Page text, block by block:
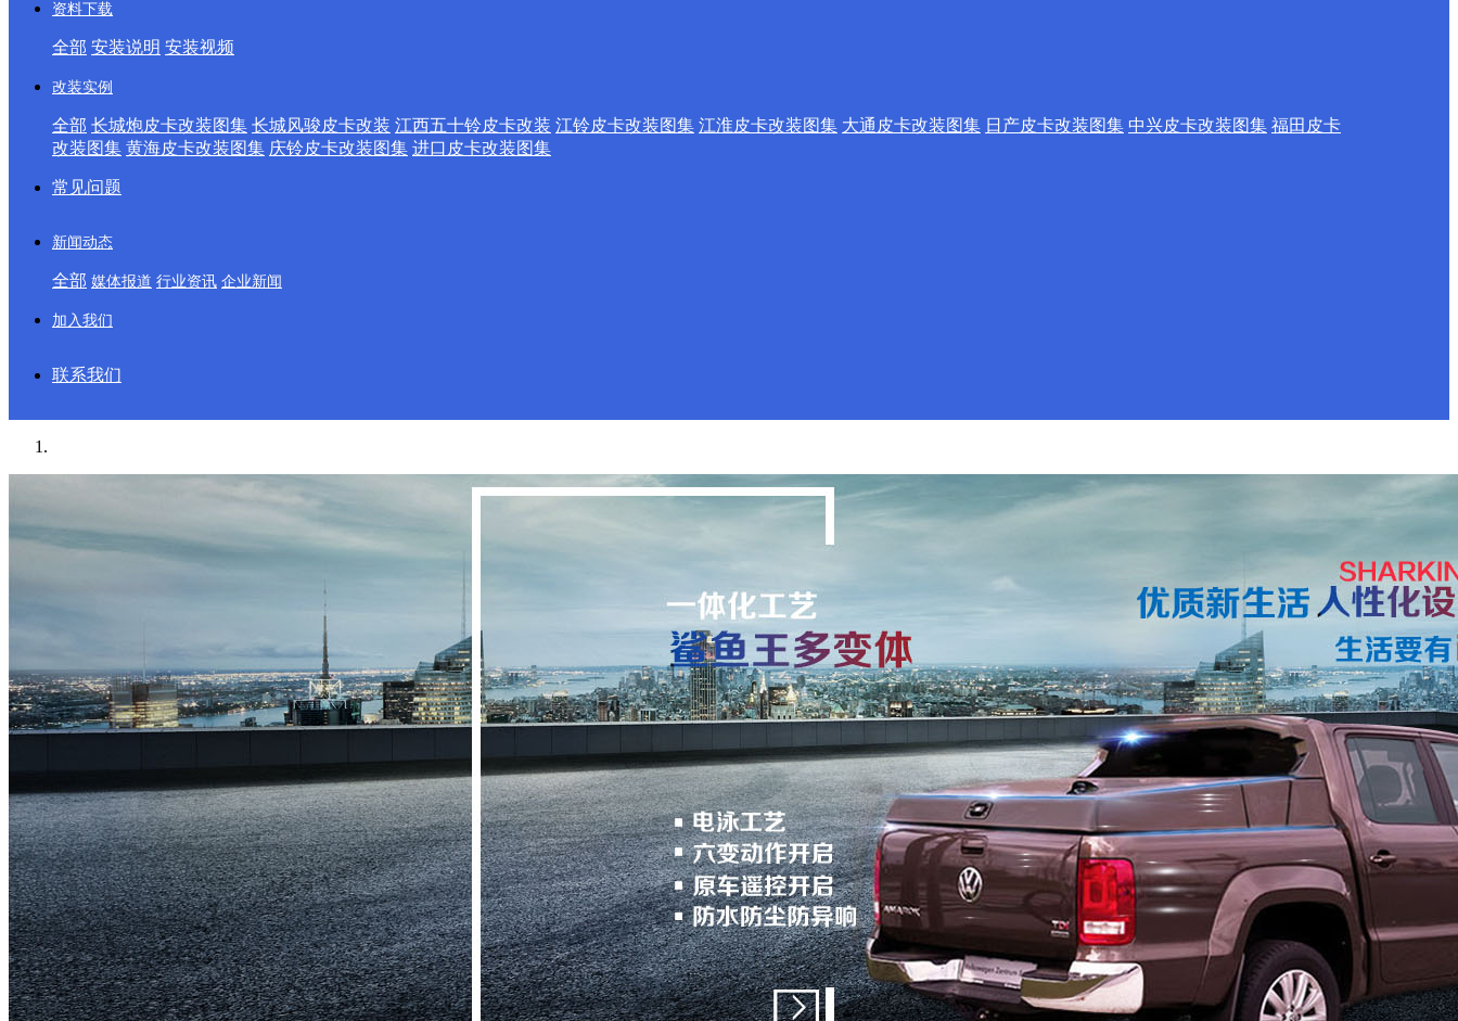
资料下载
全部 安装说明 安装视频
改装实例
全部 长城炮皮卡改装图集 长城风骏皮卡改装 江西五十铃皮卡改装 江铃皮卡改装图集 江淮皮卡改装图集 大通皮卡改装图集 日产皮卡改装图集 中兴皮卡改装图集 福田皮卡
改装图集 黄海皮卡改装图集 庆铃皮卡改装图集 进口皮卡改装图集
常见问题
新闻动态
全部 媒体报道 行业资讯 企业新闻
加入我们
联系我们